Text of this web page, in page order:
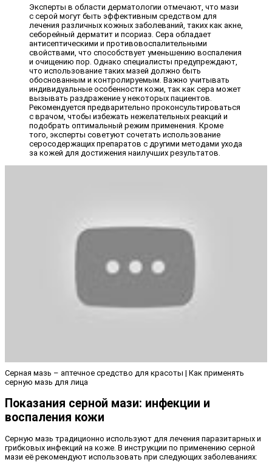
Эксперты в области дерматологии отмечают, что мази
с серой могут быть эффективным средством для
лечения различных кожных заболеваний, таких как акне,
себорейный дерматит и псориаз. Сера обладает
антисептическими и противовоспалительными
свойствами, что способствует уменьшению воспаления
и очищению пор. Однако специалисты предупреждают,
что использование таких мазей должно быть
обоснованным и контролируемым. Важно учитывать
индивидуальные особенности кожи, так как сера может
вызывать раздражение у некоторых пациентов.
Рекомендуется предварительно проконсультироваться
с врачом, чтобы избежать нежелательных реакций и
подобрать оптимальный режим применения. Кроме
того, эксперты советуют сочетать использование
серосодержащих препаратов с другими методами ухода
за кожей для достижения наилучших результатов.
Серная мазь – аптечное средство для красоты | Как применять
серную мазь для лица
Показания серной мази: инфекции и
воспаления кожи
Серную мазь традиционно используют для лечения паразитарных и
грибковых инфекций на коже. В инструкции по применению серной
мази её рекомендуют использовать при следующих заболеваниях: